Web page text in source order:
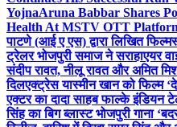
YojnaAruna Babbar Shares
Health At MSTV OTT
पाटणे (आई ए एस) द्वारा लिखित
ट्रेलर भोजपुरी समाज ने सराहाएयर
संदीप रावत, नीलू रावत और अमित
दिलएक्ट्रेस यास्मीन खान को फिल्म
एक्टर का दादा साहब फाल्के इंडियन
सिंह का बिग ब्लास्ट भोजपुरी गाना